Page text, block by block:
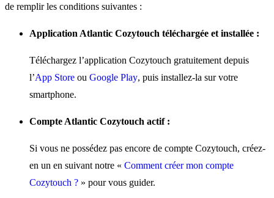
de remplir les conditions suivantes :
Application Atlantic Cozytouch téléchargée et installée :
Téléchargez l’application Cozytouch gratuitement depuis
l’App Store ou Google Play, puis installez-la sur votre
smartphone.
Compte Atlantic Cozytouch actif :
Si vous ne possédez pas encore de compte Cozytouch, créez-
en un en suivant notre « Comment créer mon compte
Cozytouch ? » pour vous guider.